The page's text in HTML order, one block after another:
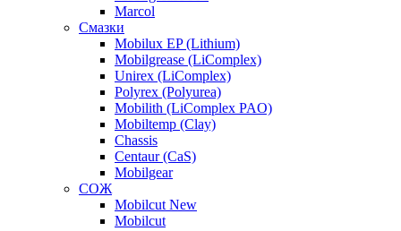
Marcol
Смазки
Mobilux EP (Lithium)
Mobilgrease (LiComplex)
Unirex (LiComplex)
Polyrex (Polyurea)
Mobilith (LiComplex PAO)
Mobiltemp (Clay)
Chassis
Centaur (CaS)
Mobilgear
СОЖ
Mobilcut New
Mobilcut